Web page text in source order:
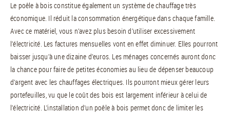
Le poêle à bois constitue également un système de chauffage très
économique. Il réduit la consommation énergétique dans chaque famille.
Avec ce matériel, vous n’avez plus besoin d’utiliser excessivement
l’électricité. Les factures mensuelles vont en effet diminuer. Elles pourront
baisser jusqu’à une dizaine d’euros. Les ménages concernés auront donc
la chance pour faire de petites économies au lieu de dépenser beaucoup
d’argent avec les chauffages électriques. Ils pourront mieux gérer leurs
portefeuilles, vu que le coût des bois est largement inférieur à celui de
l’électricité. L’installation d’un poêle à bois permet donc de limiter les